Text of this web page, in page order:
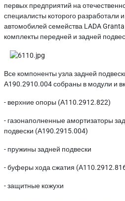
первых предприятий на
специалисты которого разработали
автомобилей семейства LADA
комплекты передней и задней
Все компоненты узла задней
А190.2910.004 собраны в модули и
- верхние опоры (А110.2912.822)
- газонаполненныеамортизаторы
подвески (А190.2915.004)
- пружины задней подвески
- буферы хода сжатия
- защитные кожухи